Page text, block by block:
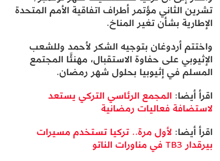
تشرين الثاني مؤتمر أطراف اتفاقية الأمم المتحدة
الإطارية بشأن تغير المناخ.
واختتم أردوغان بتوجيه الشكر لأحمد وللشعب
الإثيوبي على حفاوة الاستقبال، مهنئًا المجتمع
المسلم في إثيوبيا بحلول شهر رمضان.
اقرأ أيضا: المجمع الرئاسي التركي يستعد
لاستضافة فعاليات رمضانية
اقرأ أيضا: لأول مرة.. تركيا تستخدم مسيرات
بيرقدار TB3 في مناورات الناتو